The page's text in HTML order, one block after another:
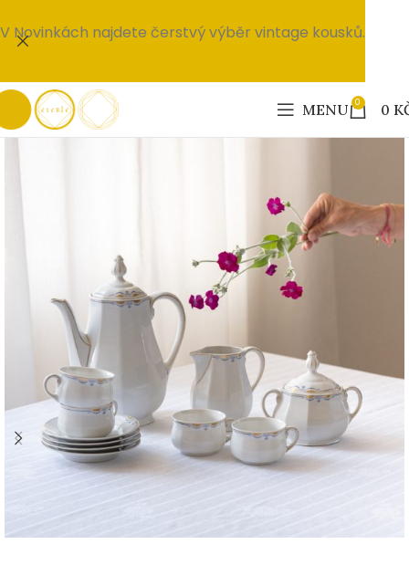
MENU 0 0
V Novinkách najdete čerstvý výběr vintage kousků.